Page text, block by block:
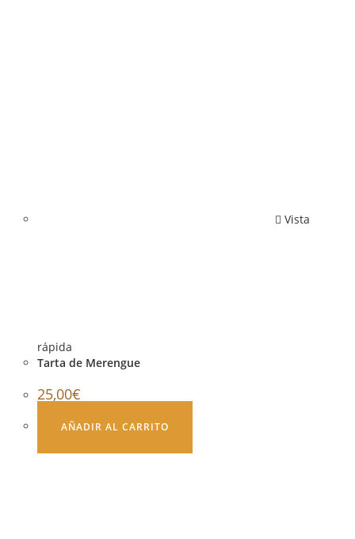
Vista
rápida
Tarta de Merengue
25,00€
AÑADIR AL CARRITO